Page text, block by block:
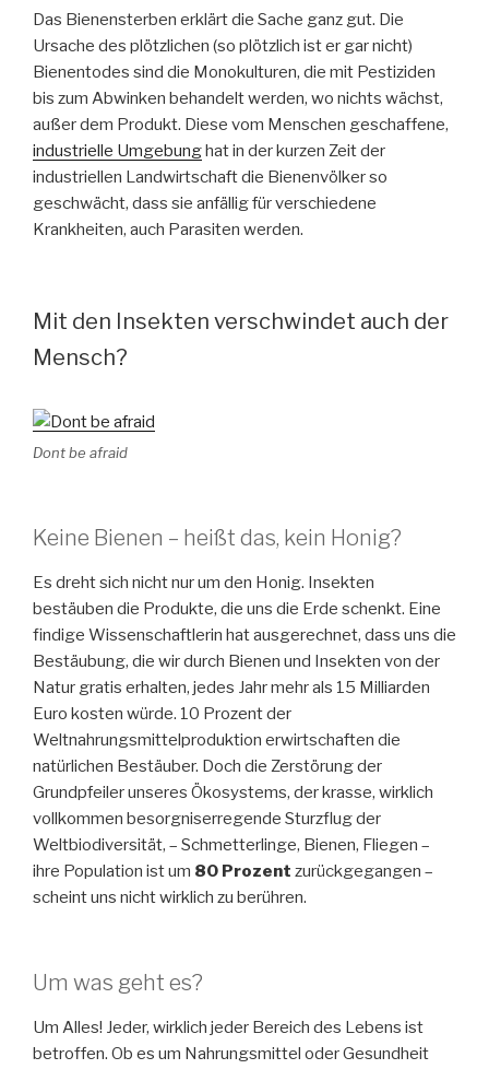
Das Bienensterben erklärt die Sache ganz gut. Die
Ursache des plötzlichen (so plötzlich ist er gar nicht)
Bienentodes sind die Monokulturen, die mit Pestiziden
bis zum Abwinken behandelt werden, wo nichts wächst,
außer dem Produkt. Diese vom Menschen geschaffene,
industrielle Umgebunghat in der kurzen Zeit der
industriellen Landwirtschaft die Bienenvölker so
geschwächt, dass sie anfällig für verschiedene
Krankheiten, auch Parasiten werden.
Mit den Insekten verschwindet auch der
Mensch?
Dont be afraid
Keine Bienen – heißt das, kein Honig?
Es dreht sich nicht nur um den Honig. Insekten
bestäuben die Produkte, die uns die Erde schenkt. Eine
findige Wissenschaftlerin hat ausgerechnet, dass uns die
Bestäubung, die wir durch Bienen und Insekten von der
Natur gratis erhalten, jedes Jahr mehr als 15 Milliarden
Euro kosten würde. 10 Prozent der
Weltnahrungsmittelproduktion erwirtschaften die
natürlichen Bestäuber. Doch die Zerstörung der
Grundpfeiler unseres Ökosystems, der krasse, wirklich
vollkommen besorgniserregende Sturzflug der
Weltbiodiversität, – Schmetterlinge, Bienen, Fliegen –
ihre Population ist um 80 Prozent zurückgegangen –
scheint uns nicht wirklich zu berühren.
Um was geht es?
Um Alles! Jeder, wirklich jeder Bereich des Lebens ist
betroffen. Ob es um Nahrungsmittel oder Gesundheit